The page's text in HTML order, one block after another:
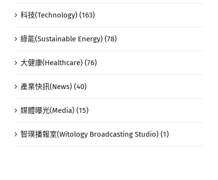
科技(Technology) (163)
綠能(Sustainable Energy) (78)
大健康(Healthcare) (76)
產業快訊(News) (40)
媒體曝光(Media) (15)
智璞播報室(Witology Broadcasting Studio) (1)